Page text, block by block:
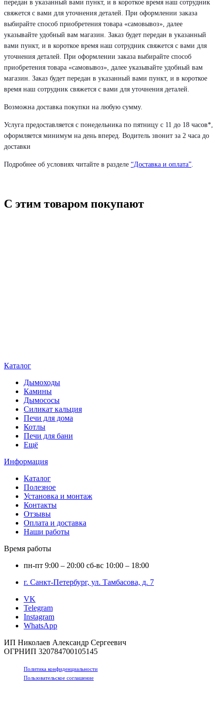
передан в указанный вами пункт, и в короткое время наш сотрудник
свяжется с вами для уточнения деталей. При оформлении заказа
выбирайте способ приобретения товара «самовывоз», далее
указывайте удобный вам магазин. Заказ будет передан в указанный
вами пункт, и в короткое время наш сотрудник свяжется с вами для
уточнения деталей. При оформлении заказа выбирайте способ
приобретения товара «самовывоз», далее указывайте удобный вам
магазин. Заказ будет передан в указанный вами пункт, и в короткое
время наш сотрудник свяжется с вами для уточнения деталей.
Возможна доставка покупки на любую сумму.
Услуга предоставляется с понедельника по пятницу с 11 до 18 часов*,
оформляется минимум на день вперед. Водитель звонит за 2 часа до
доставки
Подробнее об условиях читайте в разделе “Доставка и оплата”
С этим товаром покупают
Каталог
Дымоходы
Камины
Дымососы
Силикат кальция
Печи для дома
Котлы
Печи для бани
Ещё
Информация
Каталог
Полезное
Установка и монтаж
Контакты
Отзывы
Оплата и доставка
Наши работы
Время работы
пн-пт 9:00 – 20:00 сб-вс 10:00 – 18:00
г. Санкт-Петербург, ул. Тамбасова, д. 7
VK
Telegram
Instagram
WhatsApp
ИП Николаев Александр Сергеевич
ОГРНИП 320784700105145
Политика конфиденциальности
Пользовательское соглашение